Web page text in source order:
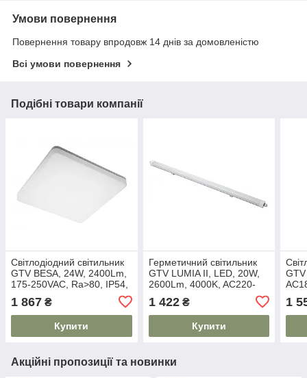
Умови повернення
Повернення товару впродовж 14 днів за домовленістю
Всі умови повернення
Подібні товари компанії
Світлодіодний світильник
GTV BESA, 24W, 2400Lm,
175-250VAC, Ra>80, IP54,
квадратний
1 867 ₴
Купити
Герметичний світильник
GTV LUMIA II, LED, 20W,
2600Lm, 4000K, AC220-
1 422₴
Купити
1
Акційні пропозиції та новинки